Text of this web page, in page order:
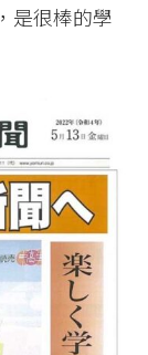
是很棒的學